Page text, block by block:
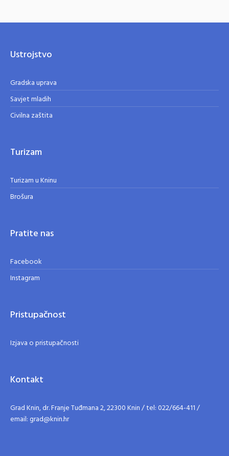
Ustrojstvo
Gradska uprava
Savjet mladih
Civilna zaštita
Turizam
Turizam u Kninu
Brošura
Pratite nas
Facebook
Instagram
Pristupačnost
Izjava o pristupačnosti
Kontakt
Grad Knin, dr. Franje Tuđmana 2, 22300 Knin / tel: 022/664-411 /
email: grad@knin.hr